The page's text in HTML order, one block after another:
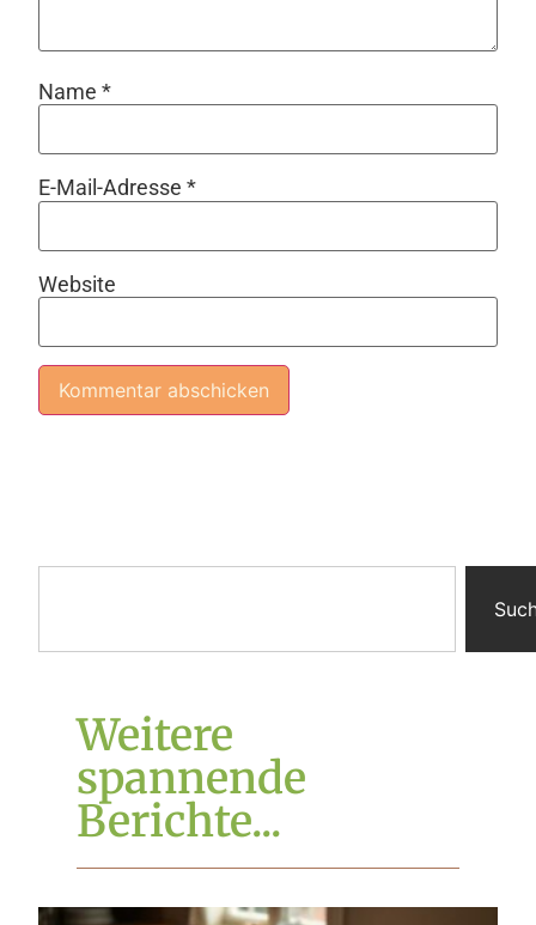
Name *
E-Mail-Adresse *
Website
Weitere
spannende
Berichte...